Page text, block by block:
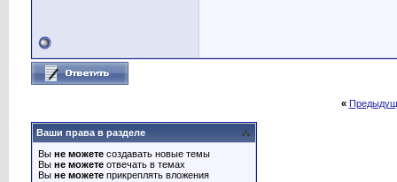
«
Ваши права в разделе
Вы не можете создавать новые темы
Вы не можете отвечать в темах
Вы не можете прикреплять вложения